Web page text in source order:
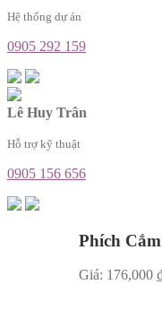
Hệ thống dự án
0905 292 159
Lê Huy Trân
Hỗ trợ kỹ thuật
0905 156 656
Phích
Giá: 176,000